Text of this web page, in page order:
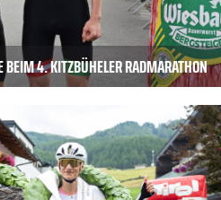
BEIM 4. KITZBÜHELER RADMARATHON